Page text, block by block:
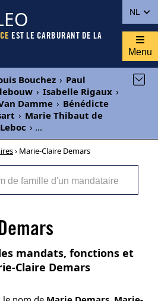
NL
EST LE CARBURANT DE LA
Menu
Bouchez › Paul
› Isabelle Rigaux ›
Damme › Bénédicte
› Marie Thibaut de
› ...
› Marie-Claire Demars
mandats, fonctions et
Claire Demars